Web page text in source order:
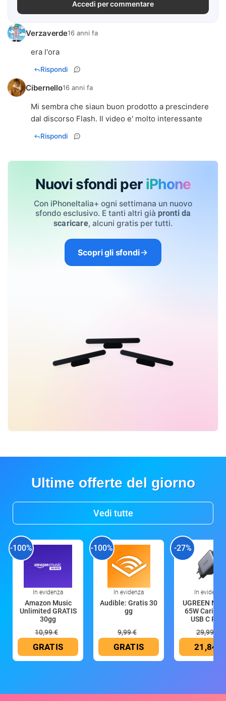
Accedi per commentare
Verzaverde16 anni fa
era l'ora
Rispondi
Cibernello16 anni fa
Mi sembra che siaun buon prodotto a prescindere
dal discorso Flash. Il video e' molto interessante
Rispondi
Nuovi sfondi per iPhone
Con iPhoneItalia+ ogni settimana un nuovo
sfondo esclusivo. E tanti altri già pronti da
scaricare, alcuni gratis per tutti.
Scopri gli sfondi
Ultime offerte del giorno
Vedi tutte
-100%
In evidenza
Amazon Music
Unlimited GRATIS
30gg
10,99 €
GRATIS
-100%
In evidenza
Audible: Gratis 30
gg
9,99 €
GRATIS
-27%
In evidenza
UGREEN
65W
USB C
29,99 €
21,84 €